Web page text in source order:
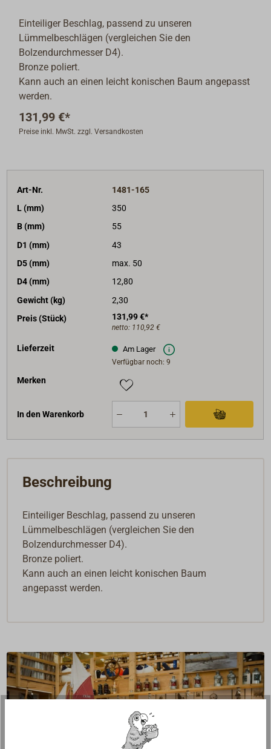
Einteiliger Beschlag, passend zu unseren
Lümmelbeschlägen (vergleichen Sie den
Bolzendurchmesser D4).
Bronze poliert.
Kann auch an einen leicht konischen Baum angepasst
werden.
131,99 €*
Preise inkl. MwSt. zzgl. Versandkosten
Art-Nr.
1481-165
L (mm)
350
B (mm)
55
D1 (mm)
43
D5 (mm)
max. 50
D4 (mm)
12,80
Gewicht (kg)
2,30
Preis (Stück)
131,99 €*
netto: 110,92 €
Lieferzeit Am Lager
Verfügbar noch: 9
Merken
In den Warenkorb
Beschreibung
Einteiliger Beschlag, passend zu unseren
Lümmelbeschlägen (vergleichen Sie den
Bolzendurchmesser D4).
Bronze poliert.
Kann auch an einen leicht konischen Baum
angepasst werden.